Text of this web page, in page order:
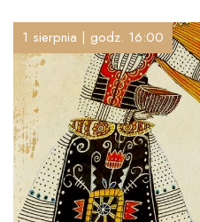
1 sierpnia | godz. 16:00